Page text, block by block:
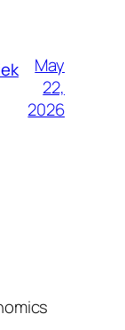
May
22,
2026